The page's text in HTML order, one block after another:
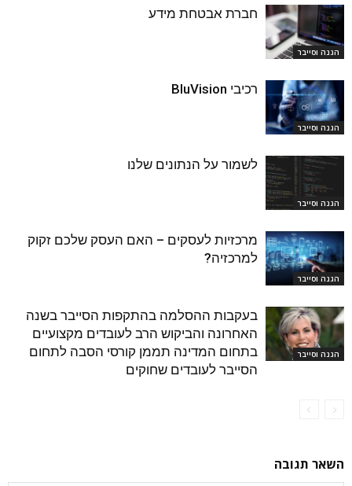
הגנה וסייבר
חברת אבטחת מידע
הגנה וסייבר
רכיבי BluVision
הגנה וסייבר
לשמור על הנתונים שלנו
הגנה וסייבר
מרכזיות לעסקים – האם העסק שלכם זקוק
למרכזיה?
הגנה וסייבר
בעקבות ההסלמה בהתקפות הסייבר בשנה
האחרונה והביקוש הרב לעובדים מקצועיים
בתחום המדינה תממן קורסי הסבה לתחום
הסייבר לעובדים שחוקים
השאר תגובה